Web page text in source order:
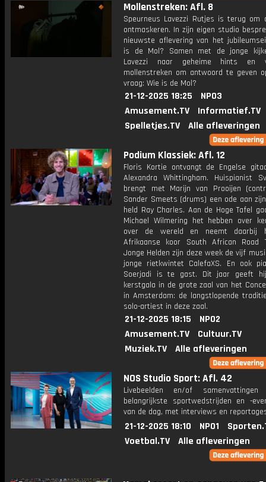
Mollenstreken: Afl. 8
Speurneus Lavezzi Rutjes is terug om
ontmaskeren. In zijn eigen studio
nieuwste aflevering van het
is de Mol? Samen met de jonge
Lavezzi naar geheime hints en
mollenstreken om antwoord te geven
vraag: Wie is de Mol?
21-12-2025 18:25
NPO3
Amusement.TV
Informatief.TV
Spelletjes.TV
Alle afleveringen
Podium Klassiek: Afl. 12
Floris Kortie ontvangt de Engelse
Alexandra Whittingham. Huispianist
brengt met Marijn van Prooijen
Sander Smeets (drums) een ode aan
held Ray Charles. Aan de Hoge Tafel
Michael Wilmering het hebben over
over de wereld en neemt daarbij
Afrikaanse koor South African Road
Jonge Helden zijn deze week de vijf
jonge rietkwintet CalefaXS. En ook
Soerjadi is te gast. Dit jaar geeft
kerstgala in de grote zaal van het
in Amsterdam: de langstlopende
solo-artiest in deze zaal.
21-12-2025 18:15
NPO2
Amusement.TV
Cultuur.TV
Muziek.TV
Alle afleveringen
NOS Studio Sport: Afl. 42
Livebeelden en/of
belangrijkste sportwedstrijden en -
van de dag, met interviews en
21-12-2025 18:10 NPO1
Voetbal.TV
Alle afleveringen